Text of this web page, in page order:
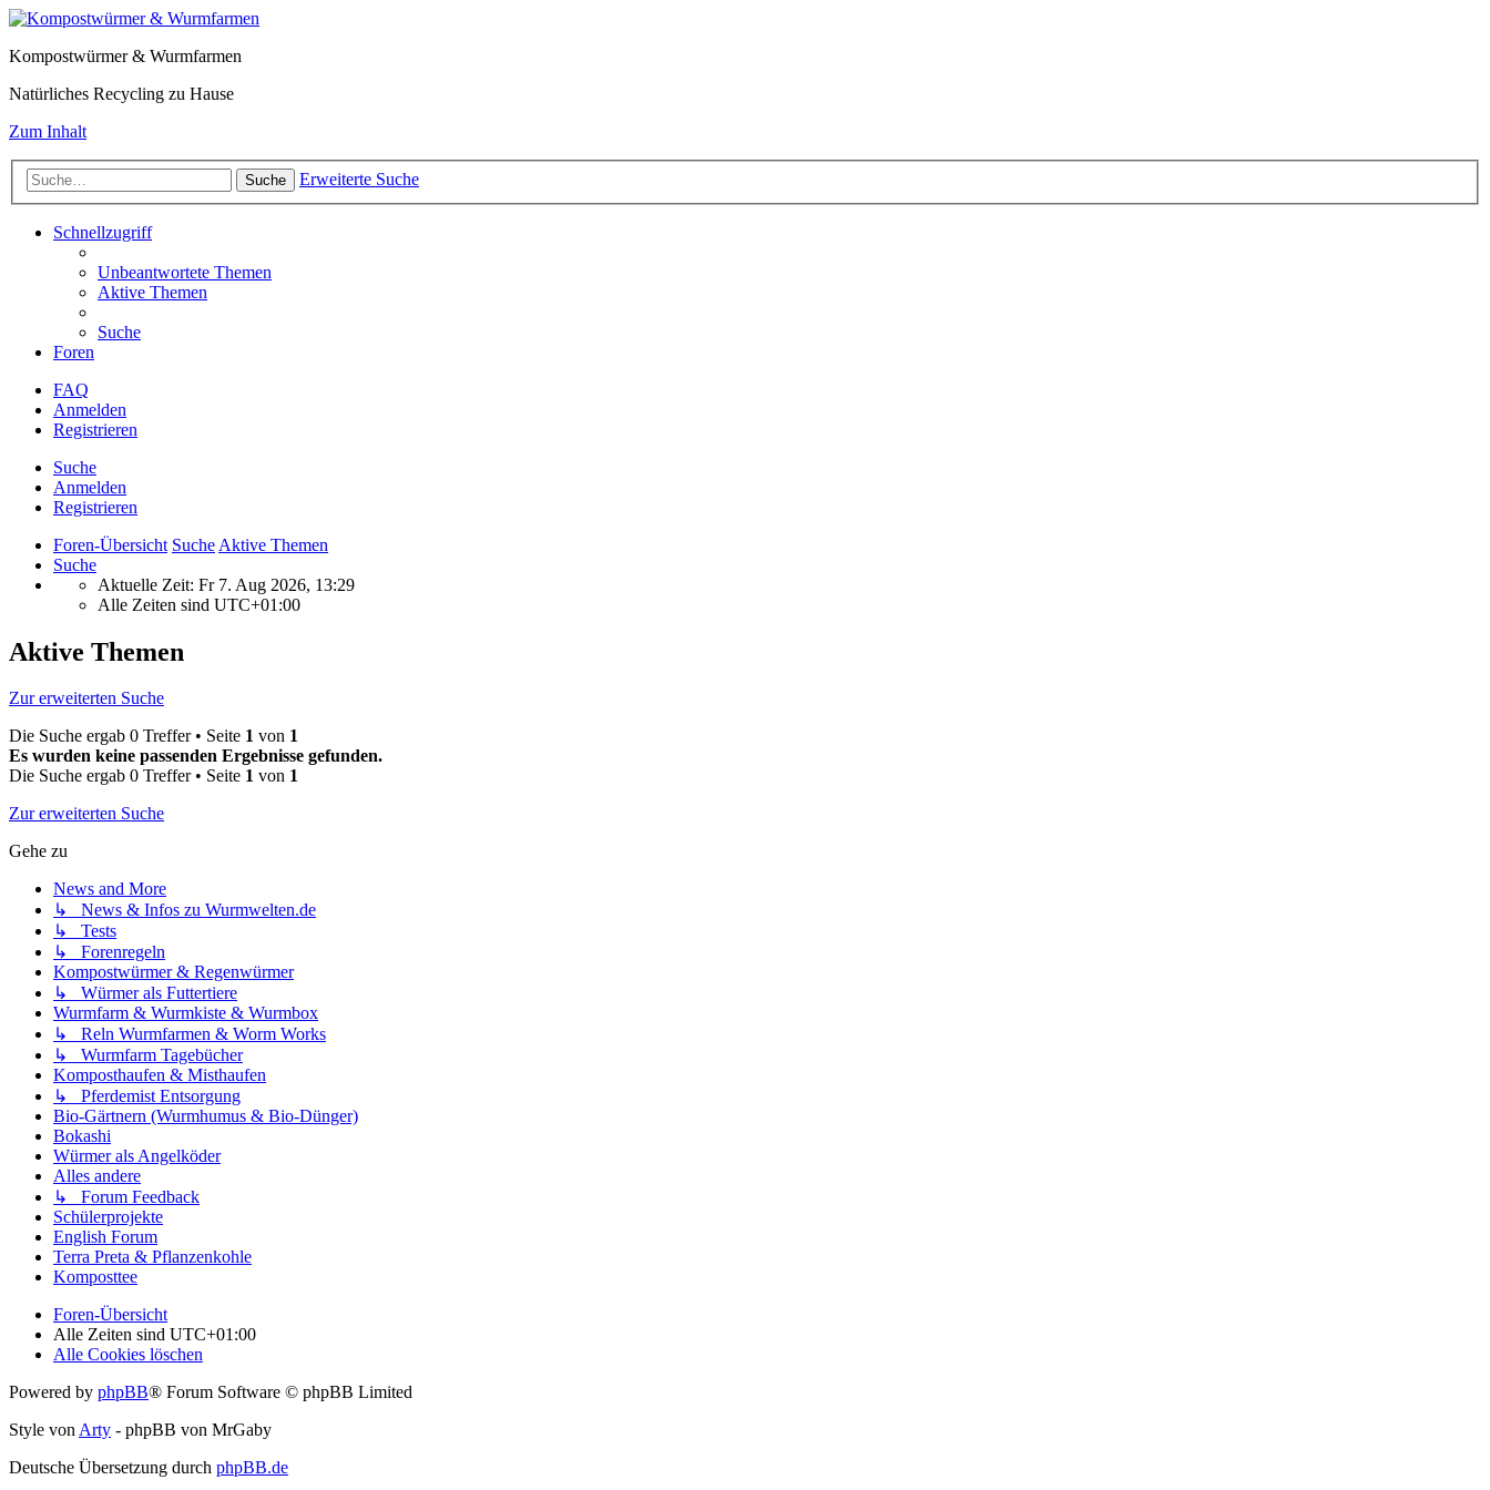
Kompostwürmer & Wurmfarmen
Natürliches Recycling zu Hause
Zum Inhalt
Suche Erweiterte Suche
Schnellzugriff
Unbeantwortete Themen
Aktive Themen
Suche
Foren
FAQ
Anmelden
Registrieren
Suche
Anmelden
Registrieren
Foren-Übersicht Suche Aktive Themen
Suche
Aktuelle Zeit: Fr 7. Aug 2026, 13:29
Alle Zeiten sind UTC+01:00
Aktive Themen
Zur erweiterten Suche
Die Suche ergab 0 Treffer • Seite 1 von 1
Es wurden keine passenden Ergebnisse gefunden.
Die Suche ergab 0 Treffer • Seite 1 von 1
Zur erweiterten Suche
Gehe zu
News and More
↳ News & Infos zu Wurmwelten.de
↳ Tests
↳ Forenregeln
Kompostwürmer & Regenwürmer
↳ Würmer als Futtertiere
Wurmfarm & Wurmkiste & Wurmbox
↳ Reln Wurmfarmen & Worm Works
↳ Wurmfarm Tagebücher
Komposthaufen & Misthaufen
↳ Pferdemist Entsorgung
Bio-Gärtnern (Wurmhumus & Bio-Dünger)
Bokashi
Würmer als Angelköder
Alles andere
↳ Forum Feedback
Schülerprojekte
English Forum
Terra Preta & Pflanzenkohle
Komposttee
Foren-Übersicht
Alle Zeiten sind UTC+01:00
Alle Cookies löschen
Powered by phpBB® Forum Software © phpBB Limited
Style vonArty - phpBB von MrGaby
Deutsche Übersetzung durch phpBB.de